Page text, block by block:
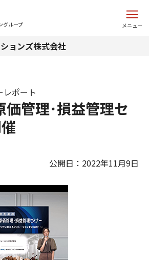
グループ メニュー
ョンズ株式会社
管理･損益管理セ
レポート
公開日：2022年11月9日